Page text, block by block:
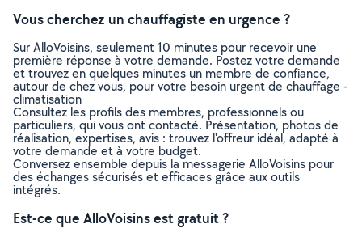
Vous cherchez un chauffagiste en urgence ?
Sur AlloVoisins, seulement 10 minutes pour recevoir une
première réponse à votre demande. Postez votre demande
et trouvez en quelques minutes un membre de confiance,
autour de chez vous, pour votre besoin urgent de chauffage -
climatisation
Consultez les profils des membres, professionnels ou
particuliers, qui vous ont contacté. Présentation, photos de
réalisation, expertises, avis : trouvez l'offreur idéal, adapté à
votre demande et à votre budget.
Conversez ensemble depuis la messagerie AlloVoisins pour
des échanges sécurisés et efficaces grâce aux outils
intégrés.
Est-ce que AlloVoisins est gratuit ?